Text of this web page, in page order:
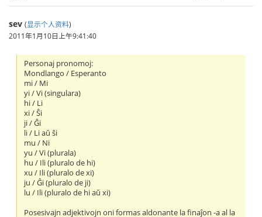
sev (显示个人资料)
2011年1月10日上午9:41:40
Personaj pronomoj:
Mondlango / Esperanto
mi / Mi
yi / Vi (singulara)
hi / Li
xi / Ŝi
ji / Ĝi
li / Li aŭ ŝi
mu / Ni
yu / Vi (plurala)
hu / Ili (pluralo de hi)
xu / Ili (pluralo de xi)
ju / Ĝi (pluralo de ji)
lu / Ili (pluralo de hi aŭ xi)
Posesivajn adjektivojn oni formas aldonante la finaĵon -a al la